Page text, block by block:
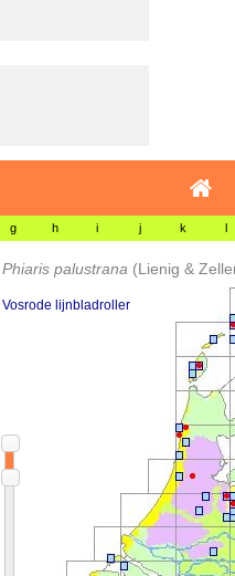
g h i j k l
Phiaris palustrana (Lienig &
Vosrode lijnbladroller